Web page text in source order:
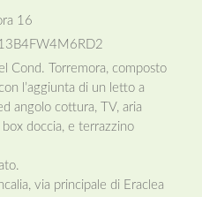
16
Cond. Torremora, composto
l’aggiunta di un letto a
angolo cottura, TV, aria
doccia, e terrazzino
via principale di Eraclea